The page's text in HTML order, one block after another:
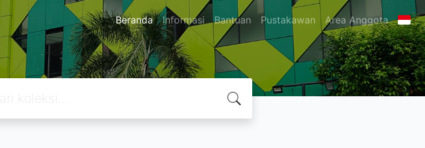
Beranda Informasi Bantuan Pustakawan Area Anggota